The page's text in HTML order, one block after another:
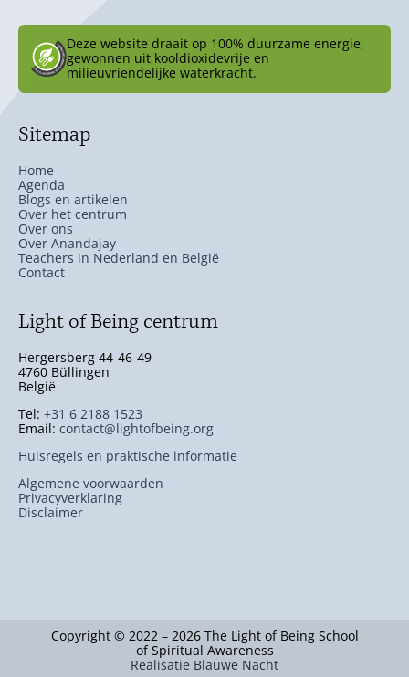
Deze website draait op 100% duurzame energie,
gewonnen uit kooldioxidevrije en
milieuvriendelijke waterkracht.
Sitemap
Home
Agenda
Blogs en artikelen
Over het centrum
Over ons
Over Anandajay
Teachers in Nederland en België
Contact
Light of Being centrum
Hergersberg 44-46-49
4760 Büllingen
België
Tel: +31 6 2188 1523
Email: contact@lightofbeing.org
Huisregels en praktische informatie
Algemene voorwaarden
Privacyverklaring
Disclaimer
Copyright © 2022 – 2026 The Light of Being School
of Spiritual Awareness
Realisatie Blauwe Nacht